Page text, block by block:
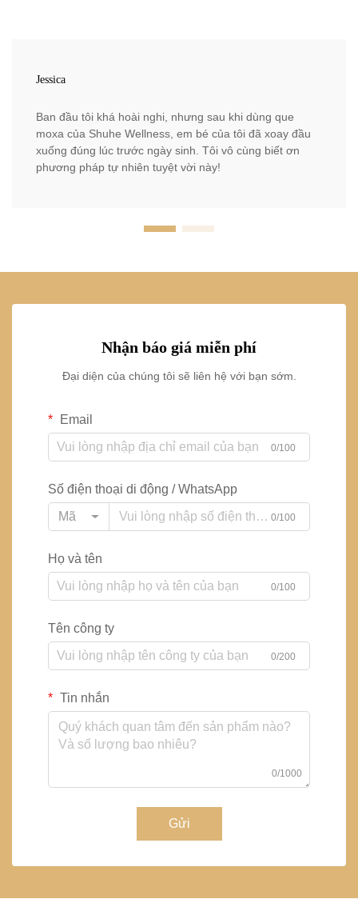
Jessica
Ban đầu tôi khá hoài nghi, nhưng sau khi dùng que
moxa của Shuhe Wellness, em bé của tôi đã xoay đầu
xuống đúng lúc trước ngày sinh. Tôi vô cùng biết ơn
phương pháp tự nhiên tuyệt vời này!
Nhận báo giá miễn phí
Đại diện của chúng tôi sẽ liên hệ với bạn sớm.
Email
0/100
Số điện thoại di động / WhatsApp
Mã
0/100
Họ và tên
0/100
Tên công ty
0/200
Tin nhắn
0/1000
Gửi